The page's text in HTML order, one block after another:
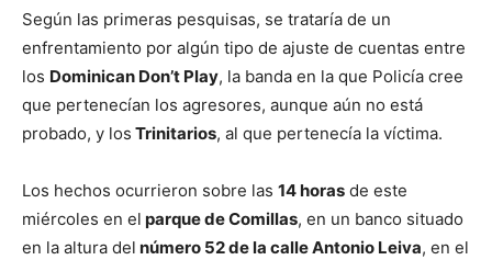
Según las primeras pesquisas, se trataría de un
enfrentamiento por algún tipo de ajuste de cuentas entre
los Dominican Don’t Play, la banda en la que Policía cree
que pertenecían los agresores, aunque aún no está
probado, y los Trinitarios, al que pertenecía la víctima.
Los hechos ocurrieron sobre las 14 horas de este
miércoles en el parque de Comillas, en un banco situado
en la altura del número 52 de la calle Antonio Leiva, en el